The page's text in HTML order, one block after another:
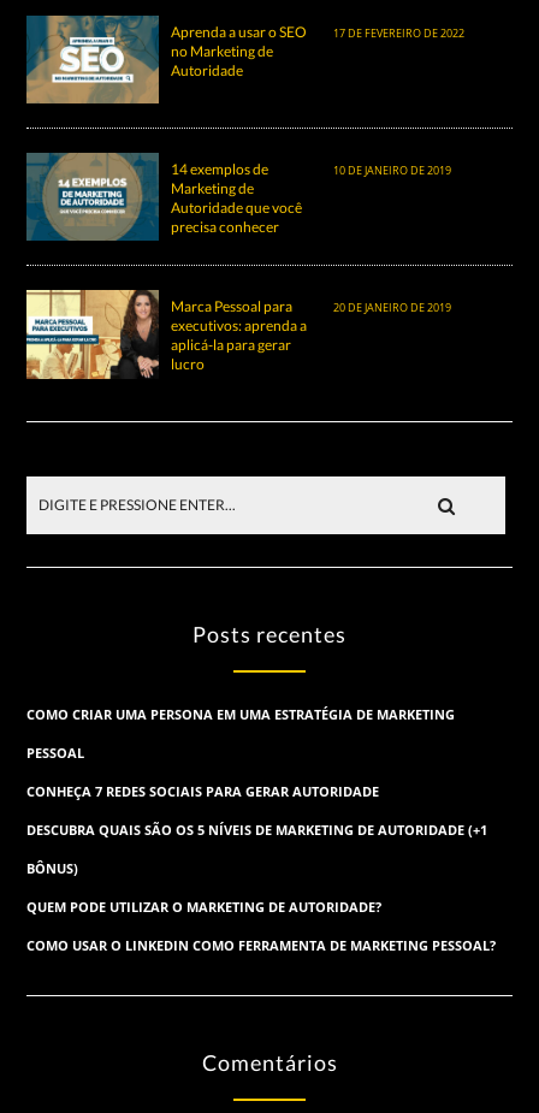
Aprenda a usar o SEO
no Marketing de
Autoridade
17 DE FEVEREIRO DE 2022
14 exemplos de
Marketing de
Autoridade que você
precisa conhecer
10 DE JANEIRO DE 2019
Marca Pessoal para
executivos: aprenda a
aplicá-la para gerar
lucro
20 DE JANEIRO DE 2019
Posts recentes
COMO CRIAR UMA PERSONA EM UMA ESTRATÉGIA DE MARKETING
PESSOAL
CONHEÇA 7 REDES SOCIAIS PARA GERAR AUTORIDADE
DESCUBRA QUAIS SÃO OS 5 NÍVEIS DE MARKETING DE AUTORIDADE (+1
BÔNUS)
QUEM PODE UTILIZAR O MARKETING DE AUTORIDADE?
COMO USAR O LINKEDIN COMO FERRAMENTA DE MARKETING PESSOAL?
Comentários